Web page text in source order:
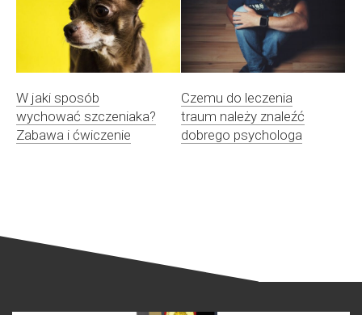
W jaki sposób
wychować szczeniaka?
Zabawa i ćwiczenie
Czemu do leczenia
traum należy znaleźć
dobrego psychologa